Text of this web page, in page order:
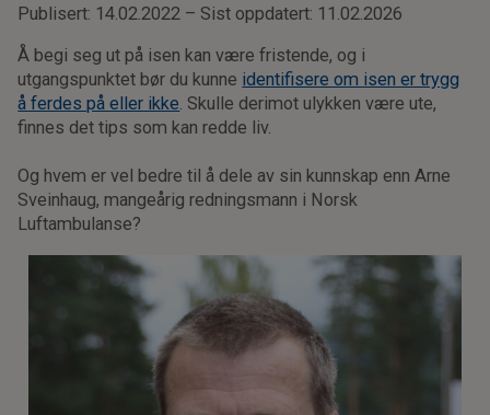
Publisert: 14.02.2022 – Sist oppdatert: 11.02.2026
Å begi seg ut på isen kan være fristende, og i
utgangspunktet bør du kunne identifisere om isen er trygg
å ferdes på eller ikke. Skulle derimot ulykken være ute,
finnes det tips som kan redde liv.
Og hvem er vel bedre til å dele av sin kunnskap enn Arne
Sveinhaug, mangeårig redningsmann i Norsk
Luftambulanse?